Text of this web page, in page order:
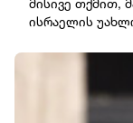
მისივე თქმით,
ისრაელის
თეთრ სახლში
ირანის
ბირთვული